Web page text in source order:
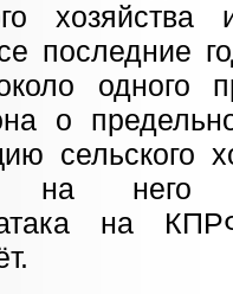
последние
одного
о
сельского
на него
атака на